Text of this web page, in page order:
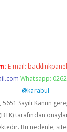
E-mail:
Whatsapp:
@karabul
5651 Sayılı Kanun
tarafından
Bu nedenle,